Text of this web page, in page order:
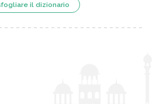
il dizionario